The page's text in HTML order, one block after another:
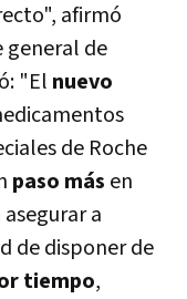
afirmó
general de
"El nuevo
de Roche
paso más en
a
de disponer de
tiempo,